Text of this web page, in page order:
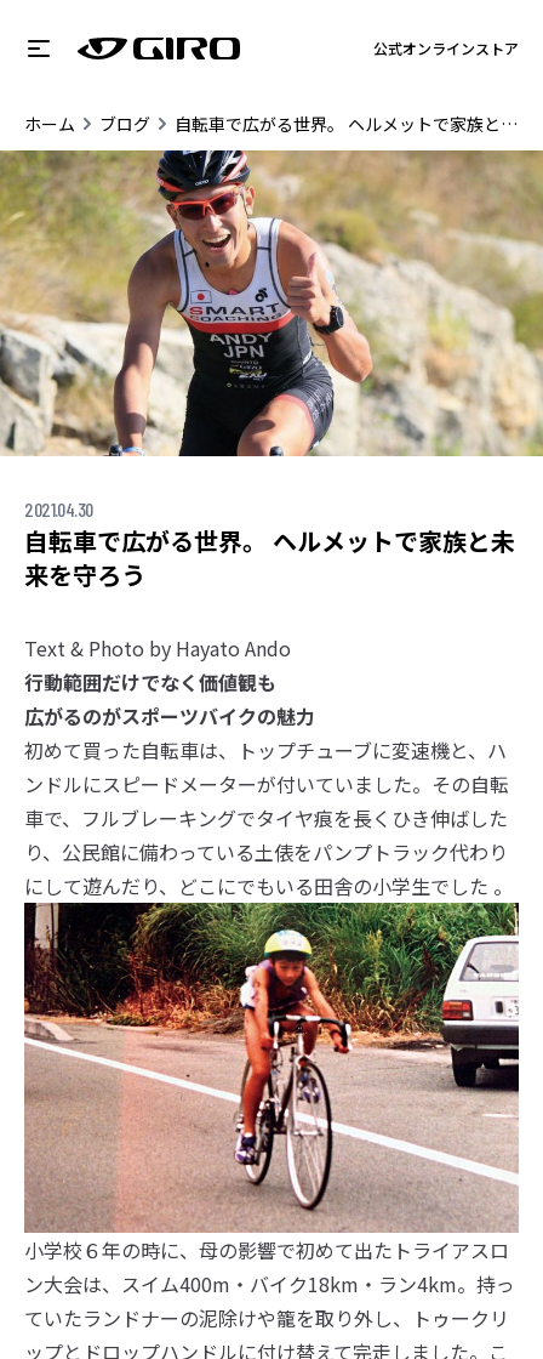
公式オンラインストア
ホーム ブログ 自転車で広がる世界。 ヘルメットで家族と未来を守ろう
2021.04.30
自転車で広がる世界。 ヘルメットで家族と未
来を守ろう
Text & Photo by Hayato Ando
行動範囲だけでなく価値観も
広がるのがスポーツバイクの魅力
初めて買った自転車は、トップチューブに変速機と、ハ
ンドルにスピードメーターが付いていました。その自転
車で、フルブレーキングでタイヤ痕を長くひき伸ばした
り、公民館に備わっている土俵をパンプトラック代わり
にして遊んだり、どこにでもいる田舎の小学生でした 。
小学校６年の時に、母の影響で初めて出たトライアスロ
ン大会は、スイム400m・バイク18km・ラン4km。持っ
ていたランドナーの泥除けや籠を取り外し、トゥークリ
ップとドロップハンドルに付け替えて完走しました。こ